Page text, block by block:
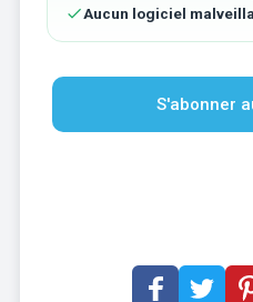
Aucun logiciel
S'abonner